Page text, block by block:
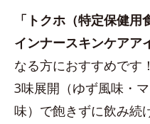
「トクホ（特定保健
インナースキンケアア
なる方におすすめです！
3味展開（ゆず風味・
味）で飽きずに飲み続